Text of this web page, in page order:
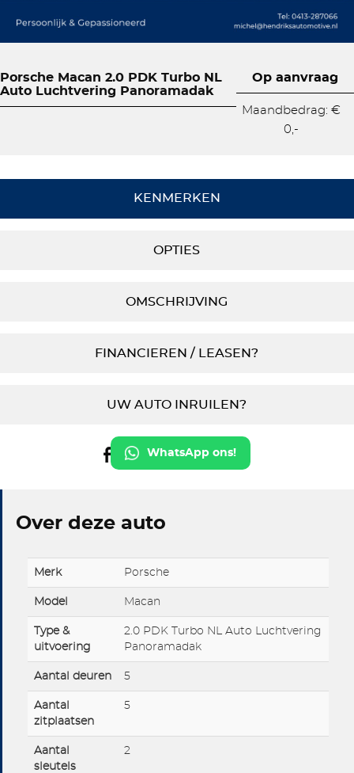
Porsche Macan 2.0 PDK Turbo NL
Auto Luchtvering Panoramadak
Op aanvraag
Maandbedrag: €
0,-
KENMERKEN
OPTIES
OMSCHRIJVING
FINANCIEREN / LEASEN?
UW AUTO INRUILEN?
WhatsApp ons!
Over deze auto
Merk Porsche
Model Macan
Type &
uitvoering
2.0 PDK Turbo NL Auto Luchtvering
Panoramadak
Aantal deuren 5
Aantal
zitplaatsen
5
Aantal
sleutels
2